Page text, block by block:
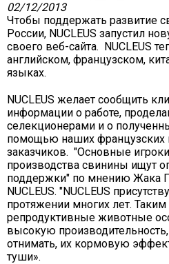
02/12/2013
Чтобы поддержать развитие
России, NUCLEUS запустил
своего веб-сайта. NUCLEUS
английском, французском,
языках.
NUCLEUS желает сообщить
информации о работе,
селекционерами и о
помощью наших французских
заказчиков. "Основные
производствa свинины ищут
поддержки" по мнению Жака
NUCLEUS. "NUCLEUS
протяжении многих лет.
репродуктивные животные
высокую
отнимать, их кормовую
туши».